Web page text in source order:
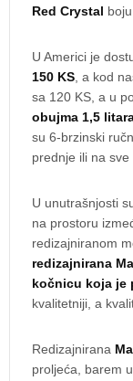
Red Crystal
U Americi je
150 KS, a kod
sa 120 KS, a u
obujma 1,5
su 6-brzinski
prednje ili na sve
U unutrašnjosti
na prostoru
redizajniranom
redizajnirana
kočnicu koja je
kvalitetniji, a
Redizajnirana
proljeća, barem